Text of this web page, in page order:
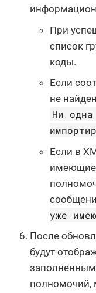
При
список
коды.
Если
не
Ни
Если в
уже
После
будут
полномочий,